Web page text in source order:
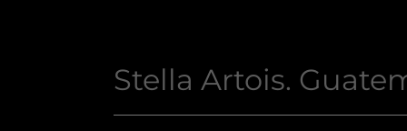
Stella Artois.